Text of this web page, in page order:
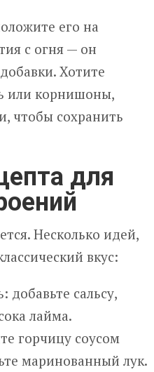
его на
с огня — он
Хотите
или корнишоны,
чтобы сохранить
для
Несколько идей,
вкус:
добавьте сальсу,
лайма.
горчицу соусом
маринованный лук.